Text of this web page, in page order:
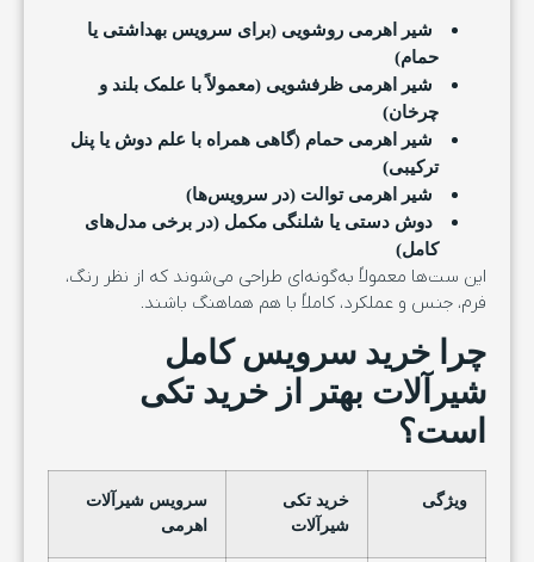
شیر اهرمی روشویی (برای سرویس بهداشتی یا
حمام)
شیر اهرمی ظرفشویی (معمولاً با علمک بلند و
چرخان)
شیر اهرمی حمام (گاهی همراه با علم دوش یا پنل
ترکیبی)
شیر اهرمی توالت (در سرویس‌ها)
دوش دستی یا شلنگی مکمل (در برخی مدل‌های
کامل)
این ست‌ها معمولاً به‌گونه‌ای طراحی می‌شوند که از نظر رنگ،
فرم، جنس و عملکرد، کاملاً با هم هماهنگ باشند.
چرا خرید سرویس کامل
شیرآلات بهتر از خرید تکی
است؟
ویژگی
خرید تکی
شیرآلات
سرویس شیرآلات
اهرمی